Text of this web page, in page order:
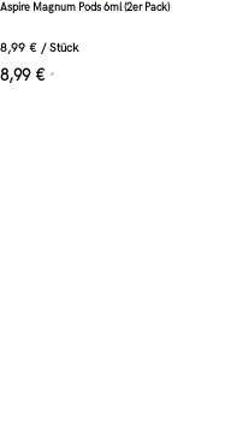
Aspire Magnum Pods 6ml (2er Pack)
8,99 € /Stück
8,99 € *